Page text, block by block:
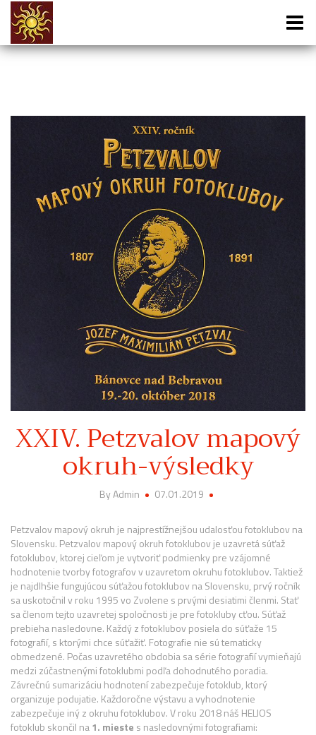
XXIV. Petzvalov mapový
okruh-výsledky
By Admin 07.01.2019
Petzvalov mapový okruh je najprestížnejšou udalosťou fotoklubov na
Slovensku. Petzvalov mapový okruh fotoklubov je uzavretá súťaž
fotoklubov, ktorej cieľom je vytvoriť podmienky pre vzájomné
hodnotenie tvorby fotografov v uzavretom okruhu fotoklubov. Taktiež
je najdlhšie fungujúcou súťažou fotoklubov na Slovensku, prvý ročník
sa uskotočnil v roku 1995 vo Zvolene s prvými desiatimi členmi. Stať
sa členom tejto uzavretej spoločnosti je pre fotokluby cťou. Súťaž
prebieha nasledovne. Každý z fotoklubov posiela do súťaže 15
fotografií, s ktorými chce súťažiť. Fotografie nie sú tematicky
obmedzené. Počas uzavretého obdobia sa série fotografií vymieňajú
medzi zúčastnenými fotoklubmi podľa dohodnutého poradia.
Závrečnú sumarizáciu hodnotení zabezpečuje fotoklub, ktorý
organizuje podujatie. Každoročne výstavu a vyhodnotenie
zabezpečuje iný z okruhu fotoklubov. V roku 2018 náš HELIOS
fotoklub skončil na1. mieste s nasledovnými fotografiami: